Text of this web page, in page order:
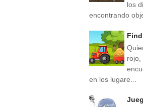
los
encontrando
rojo,
en los lugare...